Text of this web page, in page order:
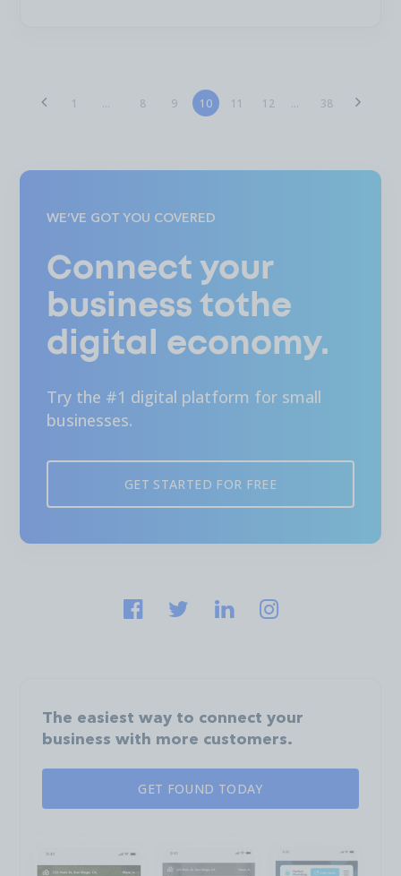
1 ... 8 9 10 11 12 ... 38
WE’VE GOT YOU COVERED
Connect your
business tothe
digital economy.
Try the #1 digital platform for small
businesses.
GET STARTED FOR FREE
The easiest way to connect your
business with more customers.
GET FOUND TODAY